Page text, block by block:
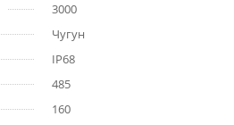
3000
Чугун
IP68
485
160